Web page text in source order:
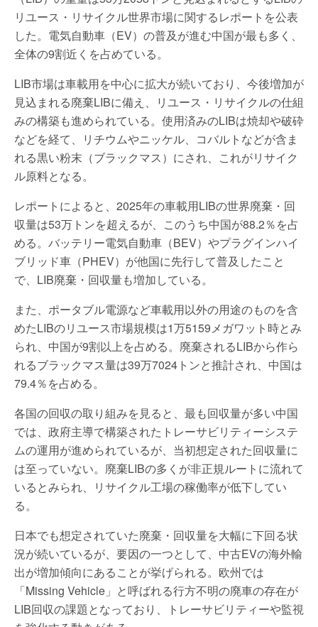
リユース・リサイクル世界市場に関するレポートを公表
した。電気自動車（EV）の普及が進む中国が最も多く、
全体の9割近くを占めている。
LIB市場は車載用を中心に拡大が続いており、今後増加が
見込まれる廃棄LIBに備え、リユース・リサイクルの仕組
みの構築も進められている。使用済みのLIBは焼却や破砕
などを経て、リチウムやニッケル、コバルトなどが含ま
れる黒い粉末（ブラックマス）にされ、これがリサイク
ル原料となる。
レポートによると、2025年の車載用LIBの世界廃棄・回
収量は53万トンを超えるが、このうち中国が88.2％を占
める。バッテリー電気自動車（BEV）やプラグインハイ
ブリッド車（PHEV）が他国に先行して普及したこと
で、LIB廃棄・回収量も増加している。
また、ポータブル電源など車載用以外の用途のものを含
めたLIBのリユース市場規模は1万5159メガワット時とみ
られ、中国が9割以上を占める。廃棄されるLIBから作ら
れるブラックマス量は39万7024トンと推計され、中国は
79.4％を占める。
各国の回収の取り組みを見ると、最も回収量が多い中国
では、政府主導で構築されたトレーサビリティーシステ
ムの運用が進められているが、当初想定された回収量に
は至っていない。廃棄LIBの多くが非正規ルートに流れて
いるとみられ、リサイクル工場の稼働率が低下してい
る。
日本でも想定されていた廃棄・回収量を大幅に下回る状
況が続いているが、要因の一つとして、中古EVの海外輸
出が増加傾向にあることが挙げられる。欧州では
「Missing Vehicle」と呼ばれる行方不明の廃車の存在が
LIB回収の課題となっており、トレーサビリティーや監視